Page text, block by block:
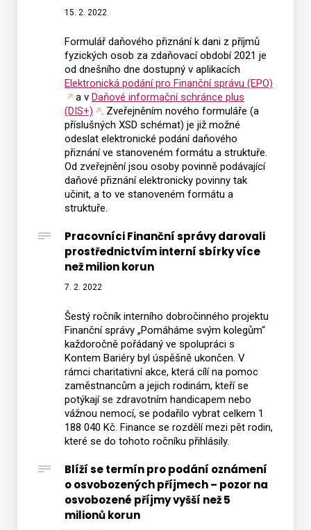
15. 2. 2022
Formulář daňového přiznání k dani z příjmů
fyzických osob za zdaňovací období 2021 je
od dnešního dne dostupný v aplikacích
Elektronická podání pro Finanční správu (EPO)
a v Daňové informační schránce plus
(DIS+)
. Zveřejněním nového formuláře (a
příslušných XSD schémat) je již možné
odeslat elektronické podání daňového
přiznání ve stanoveném formátu a struktuře.
Od zveřejnění jsou osoby povinně podávající
daňové přiznání elektronicky povinny tak
učinit, a to ve stanoveném formátu a
struktuře.
Pracovníci Finanční správy darovali
prostřednictvím interní sbírky více
než milion korun
7. 2. 2022
Šestý ročník interního dobročinného projektu
Finanční správy „Pomáháme svým kolegům“
každoročně pořádaný ve spolupráci s
Kontem Bariéry byl úspěšně ukončen. V
rámci charitativní akce, která cílí na pomoc
zaměstnancům a jejich rodinám, kteří se
potýkají se zdravotním handicapem nebo
vážnou nemocí, se podařilo vybrat celkem 1
188 040 Kč. Finance se rozdělí mezi pět rodin,
které se do tohoto ročníku přihlásily.
Blíží se termín pro podání oznámení
o osvobozených příjmech – pozor na
osvobozené příjmy vyšší než 5
milionů korun